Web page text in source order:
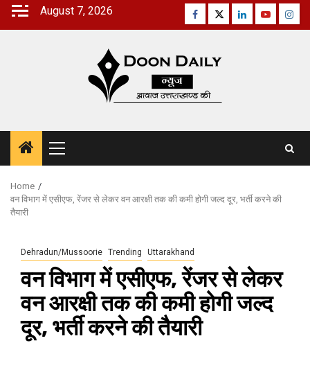
Skip
August 7, 2026 Facebook
TwitterLinkedinYoutube
Primary
Menu
Home
वन विभाग में एसीएफ, रेंजर से लेकर वन आरक्षी तक की कमी होगी जल्द दूर, भर्ती करने की
तैयारी
Dehradun/Mussoorie Trending Uttarakhand
वन विभाग में एसीएफ, रेंजर से लेकर
वन आरक्षी तक की कमी होगी जल्द
दूर, भर्ती करने की तैयारी